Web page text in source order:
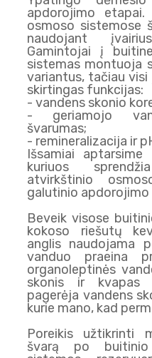
apdorojimo
osmoso sistemose
naudojant
Gamintojai į
sistemas montuoja
variantus, tačiau
skirtingas funkcijas:
- vandens skonio
- geriamojo
švarumas;
- remineralizacija ir
Išsamiai aptarsime
kuriuos
atvirkštinio
galutinio apdorojimo
Beveik visose
kokoso riešutų
anglis naudojama
vanduo praeina
organoleptinės
skonis ir kvapas
pagerėja vandens
kurie mano, kad
Poreikis užtikrinti
švarą po